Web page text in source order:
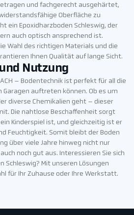
und fachgerecht ausgehärtet,
Oberfläche zu
ein Epoxidharzboden Schleswig, der
auch optisch ansprechend ist.
Wahl des richtigen Materials und die
Ihnen Qualität auf lange Sicht.
Nutzung
– Bodentechnik ist perfekt für all die
Garagen auftreten können. Ob es um
diverse Chemikalien geht – dieser
Die nahtlose Beschaffenheit sorgt
Kinderspiel ist, und gleichzeitig ist er
Feuchtigkeit. Somit bleibt der Boden
über viele Jahre hinweg nicht nur
noch gut aus. Interessieren Sie sich
Schleswig? Mit unseren Lösungen
für Ihr Zuhause oder Ihre Werkstatt.